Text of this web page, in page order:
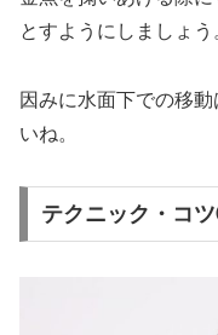
とすようにしましょう
因みに水面下での移
いね。
テクニック・コ